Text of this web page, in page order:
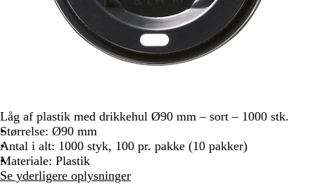
Låg af plastik med drikkehul Ø90 mm – sort – 1000 stk.
Størrelse: Ø90 mm
Antal i alt: 1000 styk, 100 pr. pakke (10 pakker)
Materiale: Plastik
Se yderligere oplysninger